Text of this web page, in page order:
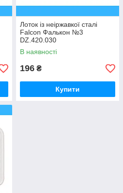
Лоток із неіржавкої сталі
Falcon Фалькон №3
DZ.420.030
В наявності
196 ₴
Купити